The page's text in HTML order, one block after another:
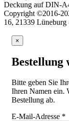
Deckung auf DIN-
Copyright ©2016-
16, 21339 Lüneburg
×
Bestellung
Bitte geben Sie
Ihren Namen ein.
Bestellung ab.
E-Mail-Adresse *